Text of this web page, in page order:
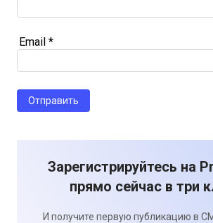
Email *
Зарегистрируйтесь на
прямо сейчас в три
И получите первую публикацию в